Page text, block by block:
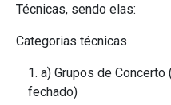
Técnicas, sendo elas:
Categorias técnicas
a) Grupos de
fechado)